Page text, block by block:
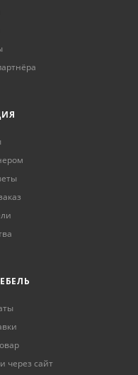
через сайт